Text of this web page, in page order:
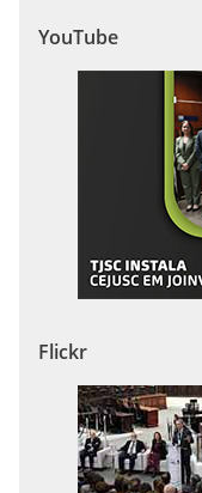
YouTube
Flickr